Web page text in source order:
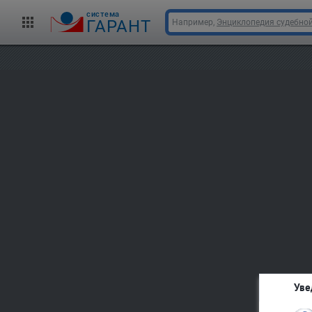
cистема
ГАРАНТ Например, Энциклопедия